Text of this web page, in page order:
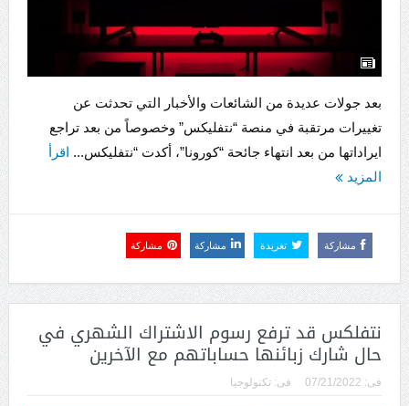
بعد جولات عديدة من الشائعات والأخبار التي تحدثت عن
تغييرات مرتقبة في منصة “نتفليكس” وخصوصاً من بعد تراجع
ايراداتها من بعد انتهاء جائحة “كورونا”، أكدت “نتفليكس... اقرأ
المزيد
مشاركة تغريدة مشاركة مشاركة
نتفلكس قد ترفع رسوم الاشتراك الشهري في
حال شارك زبائنها حساباتهم مع الآخرين
فى: 07/21/2022 فى: تكنولوجيا